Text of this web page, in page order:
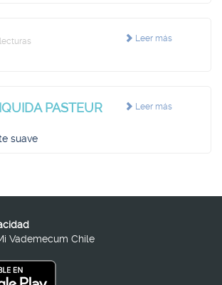
Leer más
Leer más
PASTEUR
suave
Vademecum Chile